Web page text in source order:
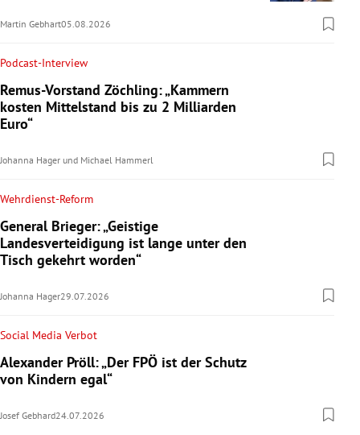
Martin Gebhart05.08.2026
Podcast-Interview
Remus-Vorstand Zöchling: „Kammern
kosten Mittelstand bis zu 2 Milliarden
Euro“
Johanna Hager und Michael Hammerl
Wehrdienst-Reform
General Brieger: „Geistige
Landesverteidigung ist lange unter den
Tisch gekehrt worden“
Johanna Hager29.07.2026
Social Media Verbot
Alexander Pröll: „Der FPÖ ist der Schutz
von Kindern egal“
Josef Gebhard24.07.2026